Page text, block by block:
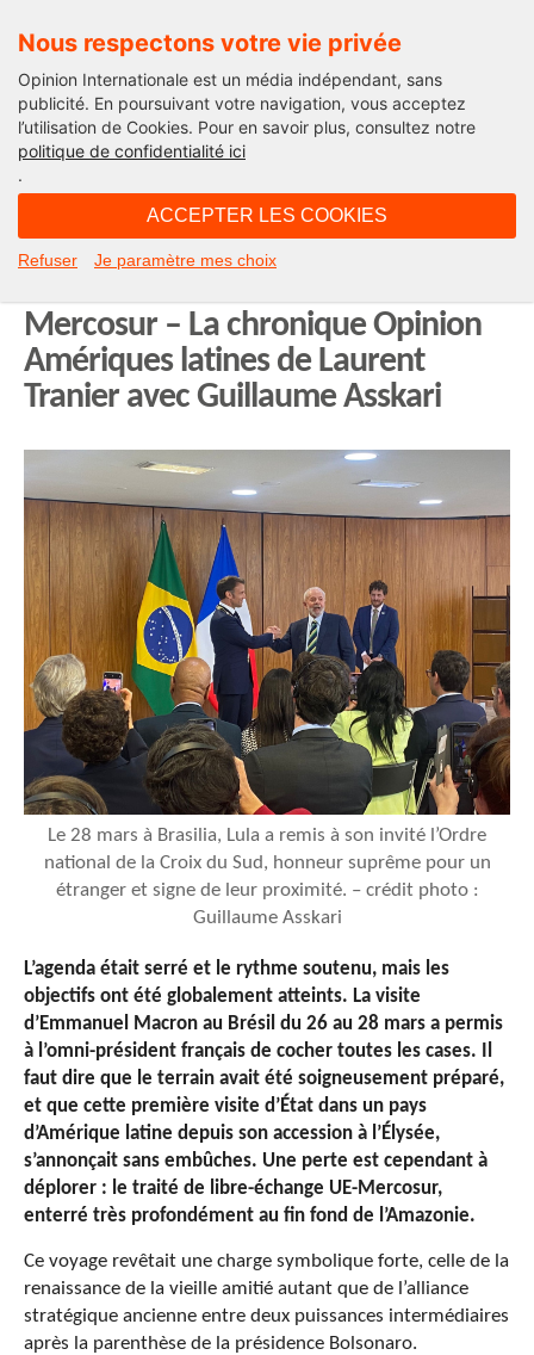
Nous respectons votre vie privée
Opinion Internationale est un média indépendant, sans
publicité. En poursuivant votre navigation, vous acceptez
l’utilisation de Cookies. Pour en savoir plus, consultez notre
politique de confidentialité ici
.
ACCEPTER LES COOKIES
Refuser Je paramètre mes choix
Opinion Amériques Latines
Pourquoi au Brésil Emmanuel
Mercosur – La chronique Opinion
Amériques latines de Laurent
Tranier avec Guillaume Asskari
Le 28 mars à Brasilia, Lula a remis à son invité l’Ordre
national de la Croix du Sud, honneur suprême pour un
étranger et signe de leur proximité. – crédit photo :
Guillaume Asskari
L’agenda était serré et le rythme soutenu, mais les
objectifs ont été globalement atteints. La visite
d’Emmanuel Macron au Brésil du 26 au 28 mars a permis
à l’omni-président français de cocher toutes les cases. Il
faut dire que le terrain avait été soigneusement préparé,
et que cette première visite d’État dans un pays
d’Amérique latine depuis son accession à l’Élysée,
s’annonçait sans embûches. Une perte est cependant à
déplorer : le traité de libre-échange UE-Mercosur,
enterré très profondément au fin fond de l’Amazonie.
Ce voyage revêtait une charge symbolique forte, celle de la
renaissance de la vieille amitié autant que de l’alliance
stratégique ancienne entre deux puissances intermédiaires
après la parenthèse de la présidence Bolsonaro.